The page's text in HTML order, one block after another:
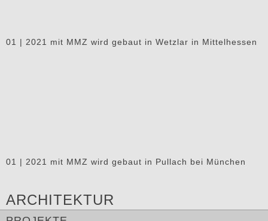
01 | 2021 mit MMZ wird gebaut in Wetzlar in Mittelhessen
01 | 2021 mit MMZ wird gebaut in Pullach bei München
ARCHITEKTUR